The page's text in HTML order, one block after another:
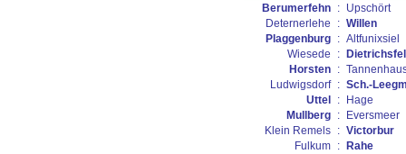
Berumerfehn : Upschört
Deternerlehe
: Willen
Plaggenburg : Altfunixsiel
Wiesede
:
Horsten :
Ludwigsdorf : Sch.-
Uttel
:
Hage
Mullberg :
Eversmeer
Klein Remels : Victorbur
Fulkum :
Rahe